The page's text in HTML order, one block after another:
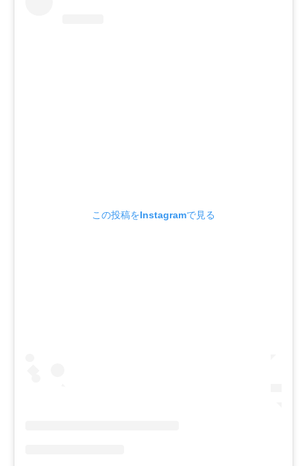
この投稿をInstagramで見る